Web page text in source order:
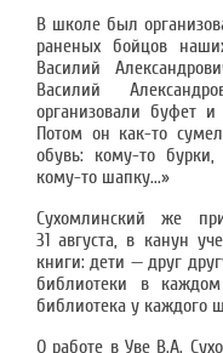
В школе был
раненых бойцов
Василий
Василий
организовали буфет
Потом он как-то
обувь: кому-то
кому-то шапку...»
Сухомлинский же
31 августа, в канун
книги: дети — друг
библиотеки в
библиотека у каждого
О работе в Уве В.А.